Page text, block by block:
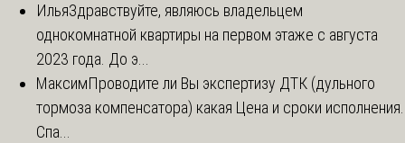
ИльяЗдравствуйте, являюсь владельцем
однокомнатной квартиры на первом этаже с августа
2023 года. До э...
МаксимПроводите ли Вы экспертизу ДТК (дульного
тормоза компенсатора) какая Цена и сроки исполнения.
Спа...